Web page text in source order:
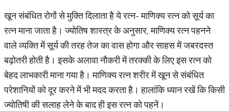
खून संबंधित रोगों से मुक्ति दिलाता है ये रत्न- माणिक्य रत्न को सूर्य का
रत्न माना जाता है। ज्योतिष शास्त्र के अनुसार, माणिक्य रत्न पहनने
वाले व्यक्ति में सूर्य की तरह तेज का वास होगा और साहस में जबरदस्त
बढ़ोतरी होती है। इसके अलावा नौकरी में तरक्की के लिए इस रत्न को
बेहद लाभकारी माना गया है। माणिक्य रत्न शरीर में खून से संबंधित
परेशानियों को दूर करने में भी मदद करता है। हालांकि ध्यान रखें कि किसी
ज्योतिषी की सलाह लेने के बाद ही इस रत्न को पहनें।